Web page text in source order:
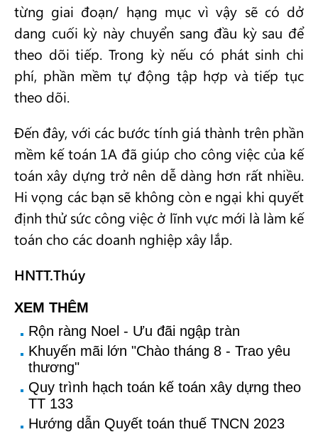
từng giai đoạn/ hạng mục vì vậy sẽ có dở
dang cuối kỳ này chuyển sang đầu kỳ sau để
theo dõi tiếp. Trong kỳ nếu có phát sinh chi
phí, phần mềm tự động tập hợp và tiếp tục
theo dõi.
Đến đây, với các bước tính giá thành trên phần
mềm kế toán 1A đã giúp cho công việc của kế
toán xây dựng trở nên dễ dàng hơn rất nhiều.
Hi vọng các bạn sẽ không còn e ngại khi quyết
định thử sức công việc ở lĩnh vực mới là làm kế
toán cho các doanh nghiệp xây lắp.
HNTT.Thúy
XEM THÊM
Rộn ràng Noel - Ưu đãi ngập tràn
Khuyến mãi lớn "Chào tháng 8 - Trao yêu
thương"
Quy trình hạch toán kế toán xây dựng theo
TT 133
Hướng dẫn Quyết toán thuế TNCN 2023